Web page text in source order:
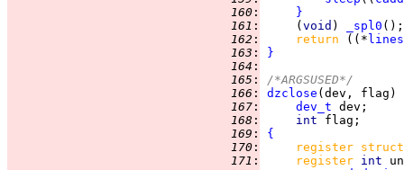
160 :
}
161 :
     (
void )
_spl0
162 : return ((*
163 :
}
164 :
165 :
/*ARGSUSED*/
166 : dzclose
167 : dev_t
168 : int
169 :
{
170 :
register
171 : register int